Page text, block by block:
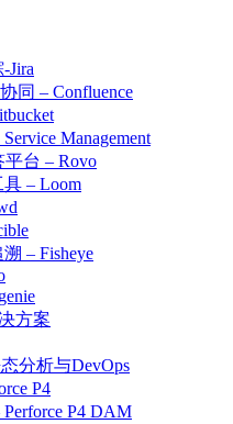
Jira
同 – Confluence
Management
台 – Rovo
– Loom
– Fisheye
方案
分析与DevOps
P4
P4 DAM